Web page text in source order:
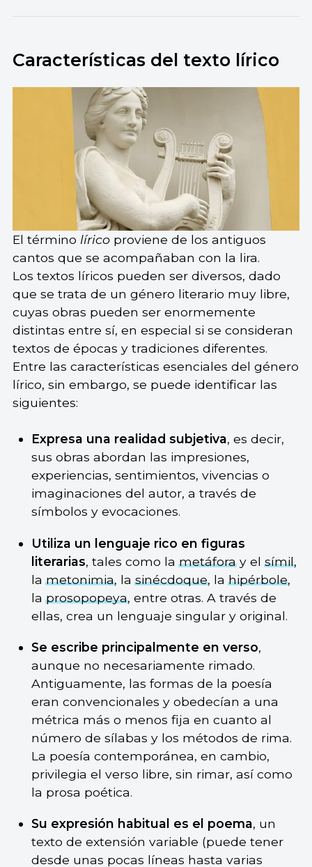
Características del texto lírico
El término líricoproviene de los antiguos
cantos que se acompañaban con la lira.
Los textos líricos pueden ser diversos, dado
que se trata de un género literario muy libre,
cuyas obras pueden ser enormemente
distintas entre sí, en especial si se consideran
textos de épocas y tradiciones diferentes.
Entre las características esenciales del género
lírico, sin embargo, se puede identificar las
siguientes:
Expresa una realidad subjetiva, es decir,
sus obras abordan las impresiones,
experiencias, sentimientos, vivencias o
imaginaciones del autor, a través de
símbolos y evocaciones.
Utiliza un lenguaje rico en figuras
literarias, tales como lametáforay elsímil,
lametonimia, lasinécdoque, lahipérbole,
laprosopopeya, entre otras. A través de
ellas, crea un lenguaje singular y original.
Se escribe principalmente en verso,
aunque no necesariamente rimado.
Antiguamente, las formas de la poesía
eran convencionales y obedecían a una
métrica más o menos fija en cuanto al
número de sílabas y los métodos de rima.
La poesía contemporánea, en cambio,
privilegia el verso libre, sin rimar, así como
la prosa poética.
Su expresión habitual es el poema, un
texto de extensión variable (puede tener
desde unas pocas líneas hasta varias